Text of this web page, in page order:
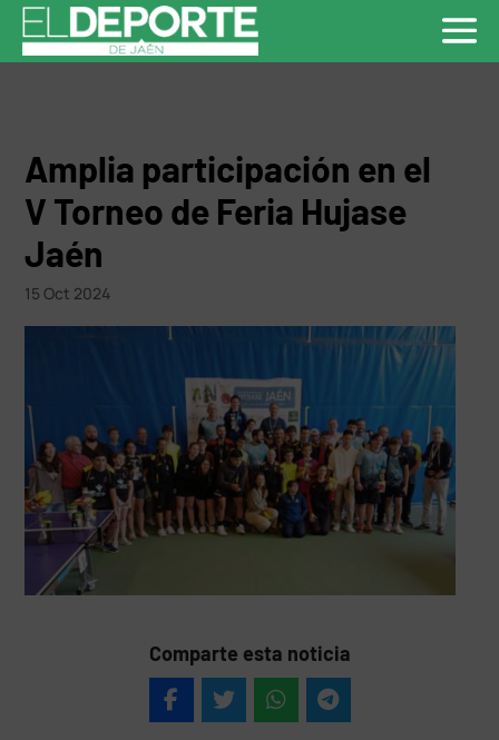
Amplia participación en el
V Torneo de Feria Hujase
Jaén
15 Oct 2024
Comparte esta noticia